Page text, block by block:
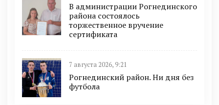
В администрации Рогнединского
района состоялось
торжественное вручение
сертификата
7 августа 2026, 9:21
Рогнединский район. Ни дня без
футбола